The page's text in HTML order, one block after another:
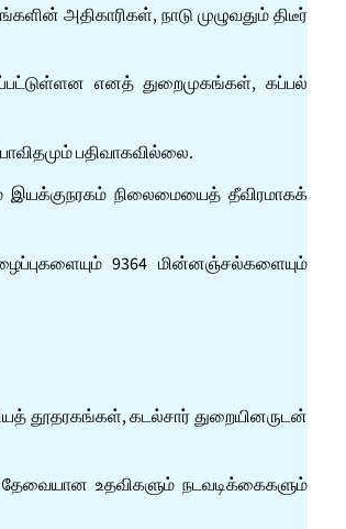
அதிகாரிகள், நாடு முழுவதும் திடீர்
எனத் துறைமுகங்கள், கப்பல்
பதிவாகவில்லை.
இயக்குநரகம் நிலைமையைத் தீவிரமாகக்
9364 மின்னஞ்சல்களையும்
தூதரகங்கள், கடல்சார் துறையினருடன்
தேவையான உதவிகளும் நடவடிக்கைகளும்